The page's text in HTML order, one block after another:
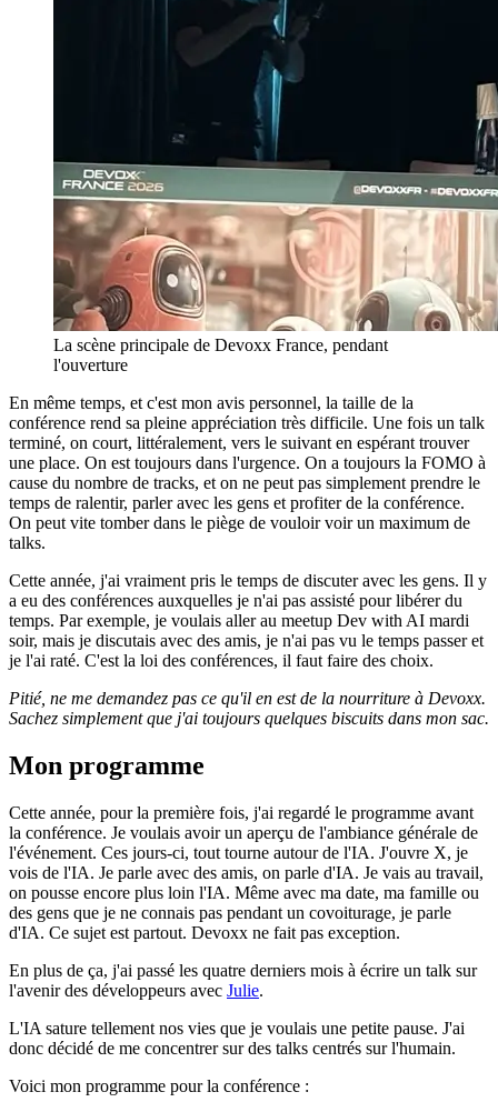
La scène principale de Devoxx France, pendant
l'ouverture
En même temps, et c'est mon avis personnel, la taille de la
conférence rend sa pleine appréciation très difficile. Une fois un talk
terminé, on court, littéralement, vers le suivant en espérant trouver
une place. On est toujours dans l'urgence. On a toujours la FOMO à
cause du nombre de tracks, et on ne peut pas simplement prendre le
temps de ralentir, parler avec les gens et profiter de la conférence.
On peut vite tomber dans le piège de vouloir voir un maximum de
talks.
Cette année, j'ai vraiment pris le temps de discuter avec les gens. Il y
a eu des conférences auxquelles je n'ai pas assisté pour libérer du
temps. Par exemple, je voulais aller au meetup Dev with AI mardi
soir, mais je discutais avec des amis, je n'ai pas vu le temps passer et
je l'ai raté. C'est la loi des conférences, il faut faire des choix.
Pitié, ne me demandez pas ce qu'il en est de la nourriture à Devoxx.
Sachez simplement que j'ai toujours quelques biscuits dans mon sac.
Mon programme
Cette année, pour la première fois, j'ai regardé le programme avant
la conférence. Je voulais avoir un aperçu de l'ambiance générale de
l'événement. Ces jours-ci, tout tourne autour de l'IA. J'ouvre X, je
vois de l'IA. Je parle avec des amis, on parle d'IA. Je vais au travail,
on pousse encore plus loin l'IA. Même avec ma date, ma famille ou
des gens que je ne connais pas pendant un covoiturage, je parle
d'IA. Ce sujet est partout. Devoxx ne fait pas exception.
En plus de ça, j'ai passé les quatre derniers mois à écrire un talk sur
l'avenir des développeurs avec Julie.
L'IA sature tellement nos vies que je voulais une petite pause. J'ai
donc décidé de me concentrer sur des talks centrés sur l'humain.
Voici mon programme pour la conférence :